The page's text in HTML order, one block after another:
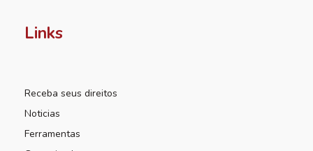
Links
Receba seus direitos
Noticias
Ferramentas